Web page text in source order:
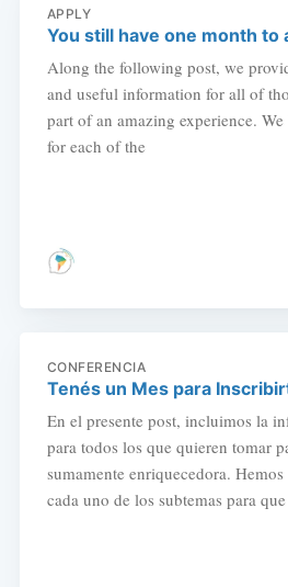
APPLY
You still have one month to
Along the following post, we
and useful information for all of
part of an amazing experience.
for each of the
CONFERENCIA
Tenés un Mes para
En el presente post, incluimos la
para todos los que quieren tomar
sumamente enriquecedora.
cada uno de los subtemas para